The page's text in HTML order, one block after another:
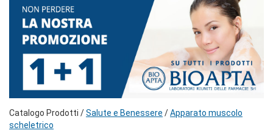
Catalogo Prodotti /Salute e Benessere /Apparato muscolo
scheletrico